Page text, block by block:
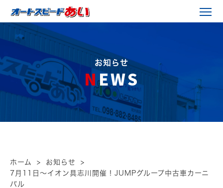
お知らせ
NEWS
ホーム
お知らせ
7月11日～イオン具志川開催！JUMPグループ中古車カーニ
バル